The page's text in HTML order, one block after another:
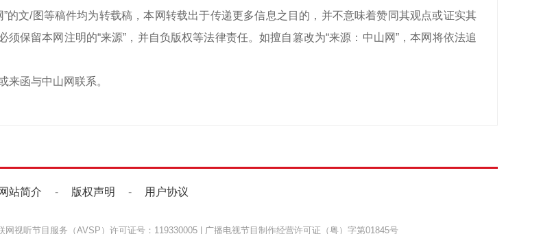
”的文/图等稿件均为转载稿，本网转载出于传递更多信息之目的，并不意味着赞同其观点或证实其
保留本网注明的“来源”，并自负版权等法律责任。如擅自篡改为“来源：中山网”，本网将依法追
函与中山网联系。
网站简介 - 版权声明 - 用户协议
网视听节目服务（AVSP）许可证号：119330005 广播电视节目制作经营许可证（粤）字第01845号